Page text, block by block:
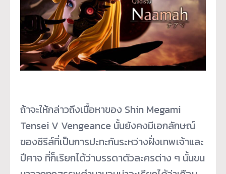
ถ้าจะให้กล่าวถึงเนื้อหาของ Shin Megami
Tensei V Vengeance นั้นยังคงมีเอกลักษณ์
ของซีรีส์ที่เป็นการปะทะกันระหว่างฝั่งเทพเจ้าและ
ปีศาจ ที่ก็เรียกได้ว่าบรรดาตัวละครต่าง ๆ นั้นขน